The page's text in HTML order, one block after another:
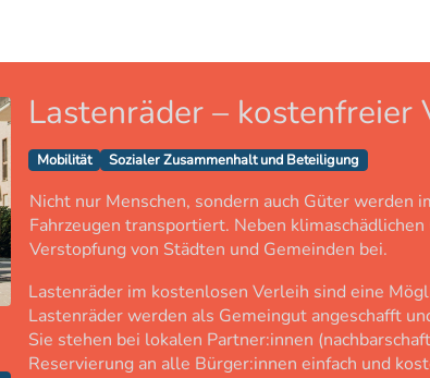
Lastenräder – kostenfreier
Mobilität Sozialer Zusammenhalt und Beteiligung
Nicht nur Menschen, sondern auch Güter
Fahrzeugen transportiert. Neben
Verstopfung von Städten und Gemeinden bei.
Lastenräder im kostenlosen Verleih sind eine
Lastenräder werden als Gemeingut angeschafft
Sie stehen bei lokalen Partner:innen
Reservierung an alle Bürger:innen einfach und